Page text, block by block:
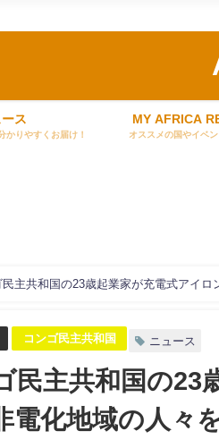
ス
かりやすくお届け！
MY AFRICA
オススメの国やイベン
民主共和国の23歳起業家が充電式アイロ
コンゴ民主共和国 ニュース
民主共和国の23
電化地域の人々